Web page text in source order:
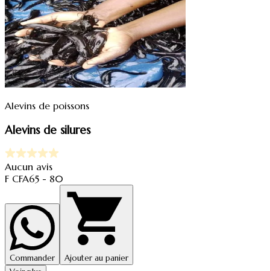
Alevins de poissons
Alevins de silures
Aucun avis
F CFA65 - 80
Commander
Ajouter au panier